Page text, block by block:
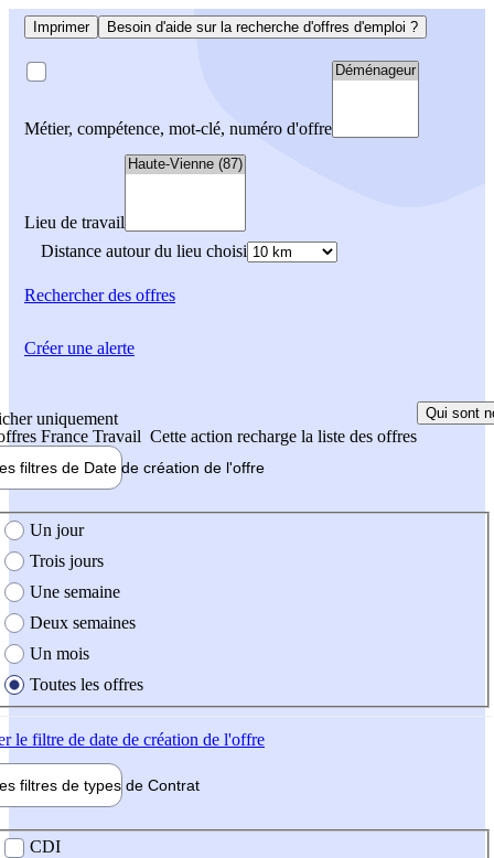
Imprimer Besoin d'aide sur la recherche d'offres d'emploi ?
Métier, compétence, mot-clé, numéro d'offre
Lieu de travail
Distance autour du lieu choisi
Rechercherdes offres
uniquement
France Travail Cette action recharge la liste des offres
Qui sont
filtres de Date de création de l'offre
création de l'offre
Un jour
Trois jours
Une semaine
Deux semaines
Un mois
Toutes les offres
le filtre de date de création de l'offre
filtres de types de Contrat
contrat
CDI
Créer une alerte